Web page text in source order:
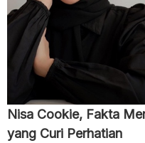
Nisa Cookie, Fakta
yang Curi Perhatian